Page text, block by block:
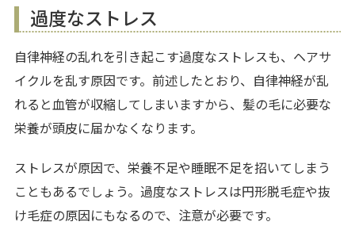
過度なストレス
自律神経の乱れを引き起こす過度なストレスも、ヘアサ
イクルを乱す原因です。前述したとおり、自律神経が乱
れると血管が収縮してしまいますから、髪の毛に必要な
栄養が頭皮に届かなくなります。
ストレスが原因で、栄養不足や睡眠不足を招いてしまう
こともあるでしょう。過度なストレスは円形脱毛症や抜
け毛症の原因にもなるので、注意が必要です。